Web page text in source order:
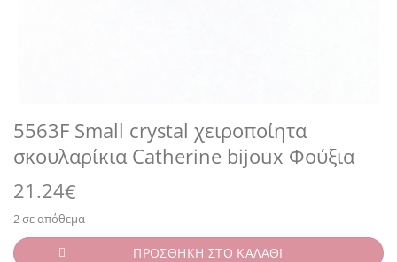
5563F Small crystal χειροποίητα
σκουλαρίκια Catherine bijoux Φούξια
21.24€
2 σε απόθεμα
ΠΡΟΣΘΗΚΗ ΣΤΟ ΚΑΛΑΘΙ